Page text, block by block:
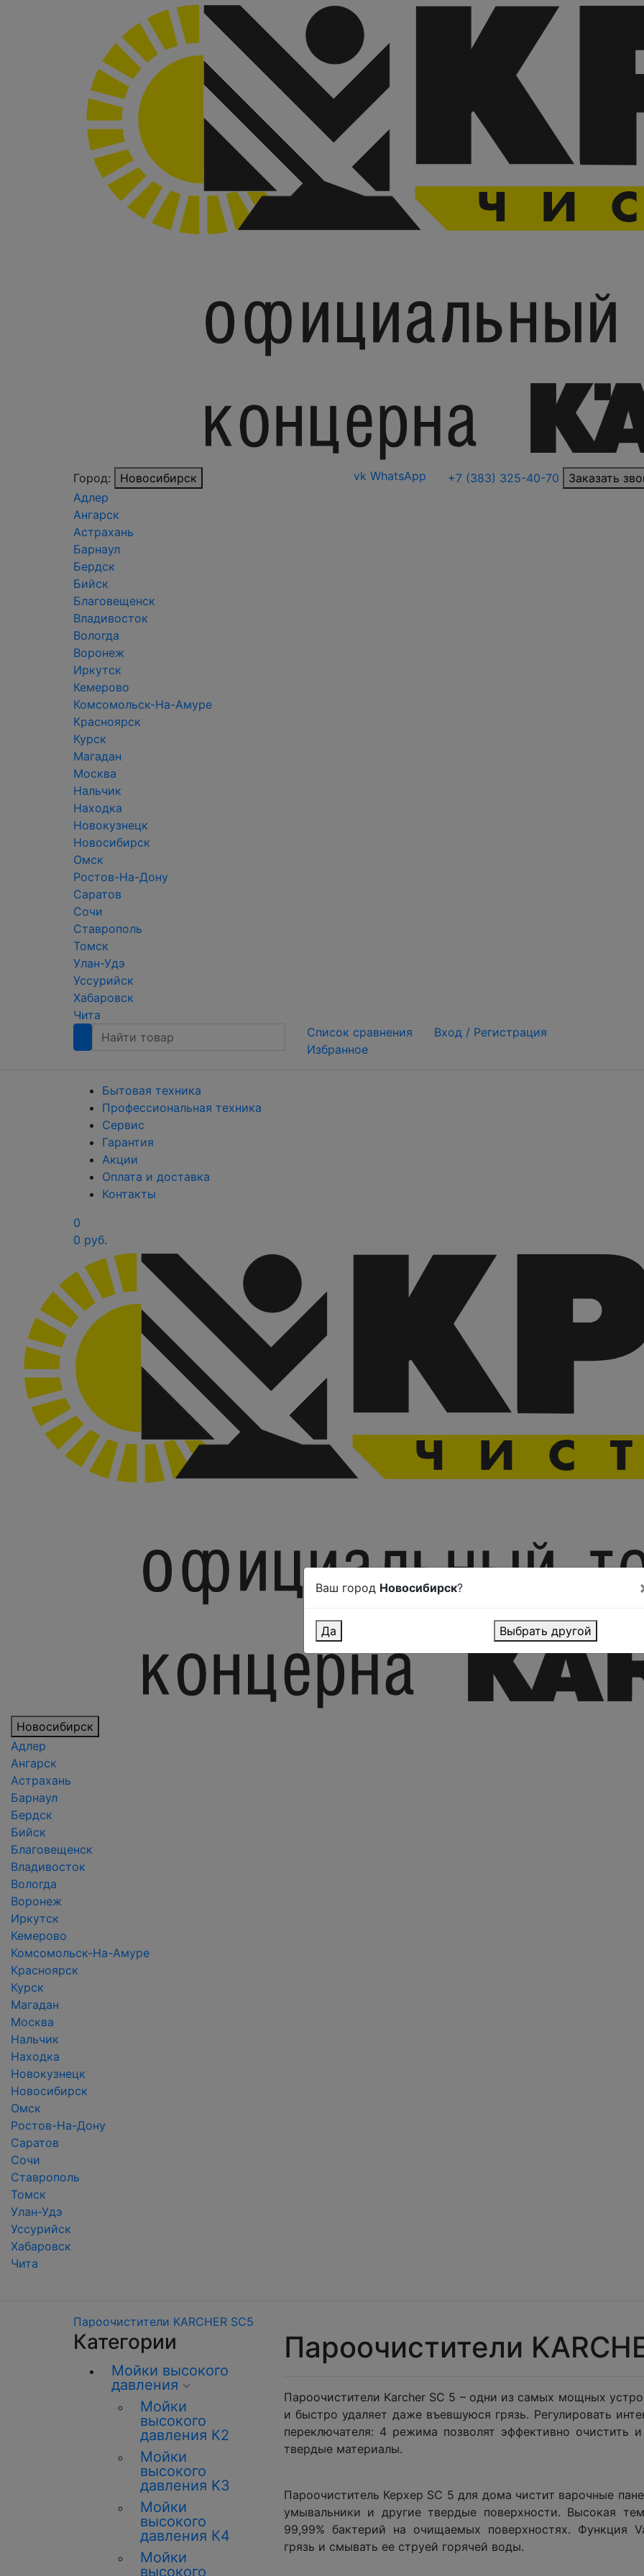
Город:
Новосибирск
Адлер
Ангарск
Астрахань
Барнаул
Бердск
Бийск
Благовещенск
Владивосток
Вологда
Воронеж
Иркутск
Кемерово
Комсомольск-На-Амуре
Красноярск
Курск
Магадан
Москва
Нальчик
Находка
Новокузнецк
Новосибирск
Омск
Ростов-На-Дону
Саратов
Сочи
Ставрополь
Томск
Улан-Удэ
Уссурийск
Хабаровск
Чита
vk WhatsApp +7 (383) 325-40-70 Заказать
Список сравнения
Избранное
Вход / Регистрация
Бытовая техника
Профессиональная техника
Сервис
Гарантия
Акции
Оплата и доставка
Контакты
0
0 руб.
Новосибирск
Адлер
Ангарск
Астрахань
Барнаул
Бердск
Бийск
Благовещенск
Владивосток
Вологда
Воронеж
Иркутск
Кемерово
Комсомольск-На-Амуре
Красноярск
Курск
Магадан
Москва
Нальчик
Находка
Новокузнецк
Новосибирск
Омск
Ростов-На-Дону
Саратов
Сочи
Ставрополь
Томск
Улан-Удэ
Уссурийск
Хабаровск
Чита
Пароочистители KARCHER SC5
Категории
Мойки высокого
давления
Мойки
высокого
давления К2
Мойки
высокого
давления K3
Мойки
высокого
давления К4
Мойки
высокого
Пароочистители
Пароочистители Karcher SC 5 – одни из самых мощных
и быстро удаляет даже въевшуюся грязь. Регулировать
переключателя: 4 режима позволят эффективно очистить
твердые материалы.
Пароочиститель Керхер SC 5 для дома чистит варочные
умывальники и другие твердые поверхности. Высокая
99,99% бактерий на очищаемых поверхностях. Функция
грязь и смывать ее струей горячей воды.
Ваш город Новосибирск?
Да Выбрать другой